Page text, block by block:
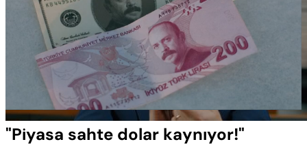
Sesi
Aç
Yüklendi
11.92%
Hızı
"Piyasa sahte dolar kaynıyor!"